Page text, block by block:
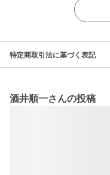
特定商取引法に基づく表記
酒井順一さんの投稿